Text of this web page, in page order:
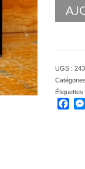
UGS :
Étiquettes